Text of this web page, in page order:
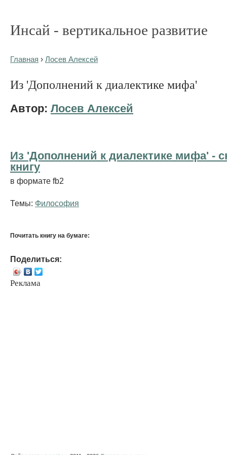
Инсай - вертикальное развитие
Главная › Лосев Алексей
Из 'Дополнений к диалектике мифа'
Автор: Лосев Алексей
Из 'Дополнений к диалектике мифа' -
книгу
в формате fb2
Темы: Философия
Почитать книгу на бумаге:
Поделиться:
Реклама